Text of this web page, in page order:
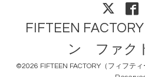
FIFTEEN
ン ファク
©2026 FIFTEEN FACTORY（フィフテ